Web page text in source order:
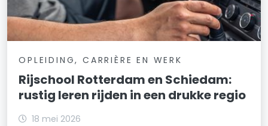
OPLEIDING, CARRIÈRE EN WERK
Rijschool Rotterdam en Schiedam:
rustig leren rijden in een drukke regio
18 mei 2026